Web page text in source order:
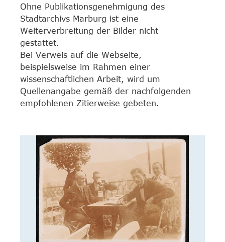
Ohne Publikationsgenehmigung des
Stadtarchivs Marburg ist eine
Weiterverbreitung der Bilder nicht
gestattet.
Bei Verweis auf die Webseite,
beispielsweise im Rahmen einer
wissenschaftlichen Arbeit, wird um
Quellenangabe gemäß der nachfolgenden
empfohlenen Zitierweise gebeten.